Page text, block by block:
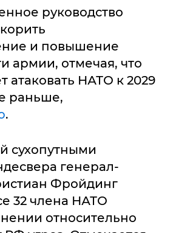
руководство
и повышение
армии, отмечая, что
атаковать НАТО к 2029
раньше,
.
сухопутными
генерал-
Фройдинг
32 члена НАТО
относительно